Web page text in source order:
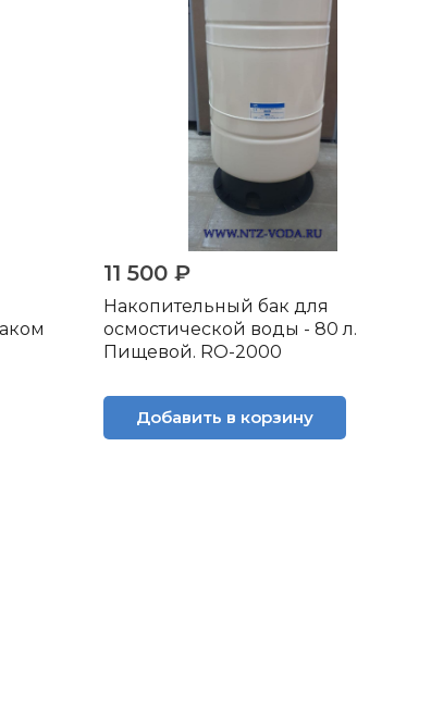
11 500 ₽
Накопительный бак для
осмостической воды - 80 л.
Пищевой. RO-2000
Добавить в корзину